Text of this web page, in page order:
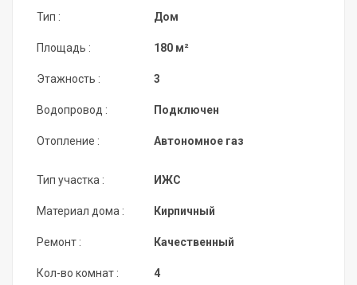
Тип :
Площадь :
Этажность :
Водопровод :
Отопление :
Дом
180 м²
3
Подключен
Автономное газ
Тип участка :
Материал дома :
Ремонт :
Кол-во комнат :
ИЖС
Кирпичный
Качественный
4